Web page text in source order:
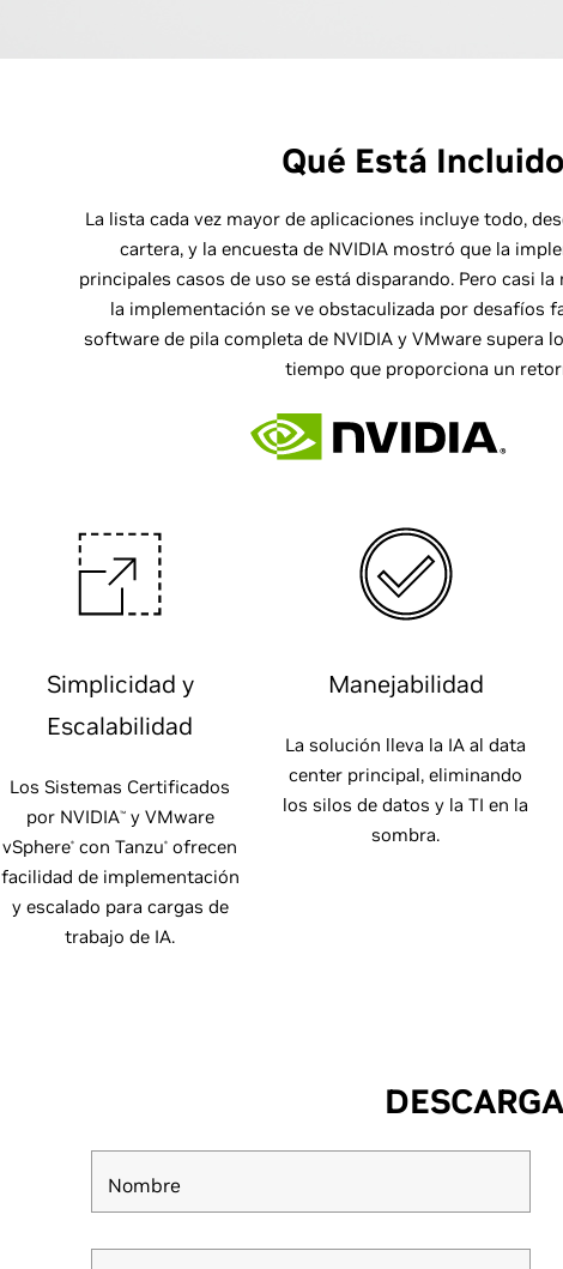
Qué Está
La lista cada vez mayor de aplicaciones incluye todo,
cartera, y la encuesta de NVIDIA mostró que la
principales casos de uso se está disparando. Pero casi
la implementación se ve obstaculizada por desafíos
software de pila completa de NVIDIA y VMware supera
tiempo que proporciona un
Simplicidad y
Escalabilidad
Los Sistemas Certificados
por NVIDIA™y VMware
vSphere® con Tanzu® ofrecen
facilidad de implementación
y escalado para cargas de
trabajo de IA.
Manejabilidad
La solución lleva la IA al data
center principal, eliminando
los silos de datos y la TI en la
sombra.
Nombre